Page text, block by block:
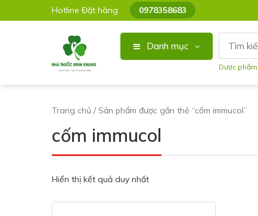
Hotline Đặt hàng 0978358683
Danh mục
Dược phẩm
Trang chủ / Sản phẩm được gắn thẻ “cốm immucol”
cốm immucol
Hiển thị kết quả duy nhất